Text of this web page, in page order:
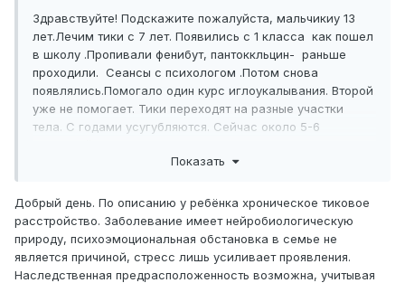
Здравствуйте! Подскажите пожалуйста, мальчикиу 13
лет.Лечим тики с 7 лет. Появились с 1 класса как пошел
в школу .Пропивали фенибут, пантоккльцин- раньше
проходили. Сеансы с психологом .Потом снова
появлялись.Помогало один курс иглоукалывания. Второй
уже не помогает. Тики переходят на разные участки
тела. С годами усугубляются. Сейчас около 5-6
горлом двигает, (хмыкает), дыхание, движения животом.
Невролог рекомендует обращаться к психиатру.
Спит хорошо, только из-за движения может засыпать
дольше, они мешают жить.
Показать
Добрый день. По описанию у ребёнка хроническое тиковое
расстройство. Заболевание имеет нейробиологическую
природу, психоэмоциональная обстановка в семье не
является причиной, стресс лишь усиливает проявления.
Наследственная предрасположенность возможна, учитывая